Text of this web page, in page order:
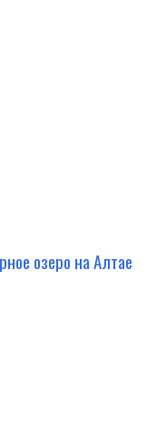
озеро на Алтае